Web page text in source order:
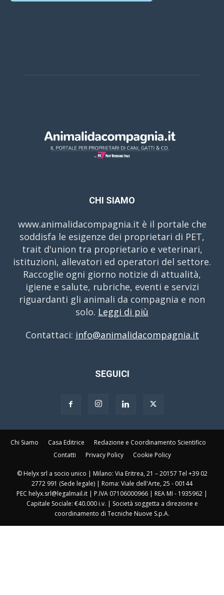
CHI SIAMO
www.animalidacompagnia.it è il portale che
soddisfa le esigenze dei proprietari di PET,
trait d'union tra proprietario e veterinari,
istituzioni, allevatori ed operatori del settore.
Raccoglie ogni giorno notizie di attualità,
igiene e salute, rubriche, eventi e servizi
riguardanti gli animali da compagnia e non
solo. Leggi di più
Contattaci: info@animalidacompagnia.it
SEGUICI
Chi Siamo Casa Editrice
Redazione e Coordinamento Scientifico
Contatti
Privacy Policy Cookie Policy
© Helyx srl a socio unico | Milano: Via Eritrea, 21 – 20157 Tel +39 02
2772 991 (Sede legale) | Roma: Viale dell'Arte, 25 - 00144
PEC helyx.srl@legalmail.it | P.IVA 07106000966 | REA MI - 1935962 |
Capitale Sociale: €40.000 i.v. | Società soggetta a direzione e
coordinamento di Tecniche Nuove S.p.A.